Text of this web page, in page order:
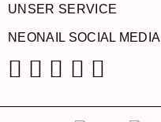
UNSER SERVICE
NEONAIL SOCIAL MEDIA